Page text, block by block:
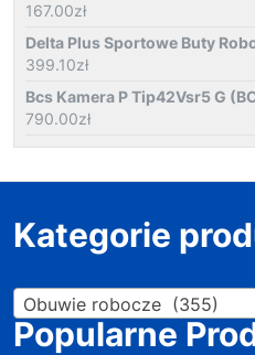
167.00zł
Delta Plus Sportowe Buty
399.10zł
Bcs Kamera P Tip42Vsr5 G
790.00zł
Kategorie
Obuwie robocze (355)
Popularne